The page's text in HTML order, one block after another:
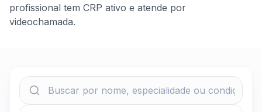
profissional tem CRP ativo e atende por
videochamada.